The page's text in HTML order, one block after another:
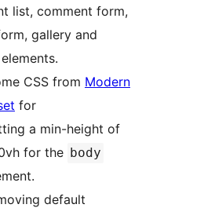
list, comment form,
gallery and
CSS from Modern
for
a min-height of
for the body
default